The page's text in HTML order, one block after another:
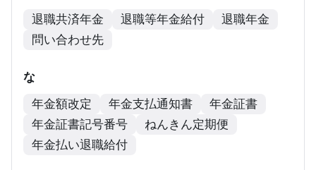
退職共済年金
退職等年金給付
退職年金
問い合わせ先
な
年金額改定
年金支払通知書
年金証書
年金証書記号番号
ねんきん定期便
年金払い退職給付